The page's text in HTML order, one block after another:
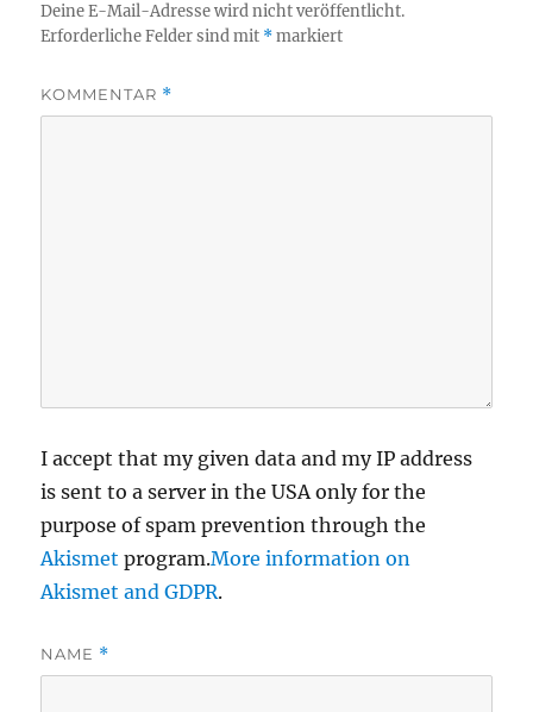
Deine E-Mail-Adresse wird nicht veröffentlicht.
Erforderliche Felder sind mit *markiert
KOMMENTAR *
I accept that my given data and my IP address
is sent to a server in the USA only for the
purpose of spam prevention through the
Akismet program.More information on
Akismet and GDPR.
NAME *